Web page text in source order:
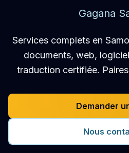
Gagana
Services complets en
documents, web,
traduction certifiée.
Demander
Nous